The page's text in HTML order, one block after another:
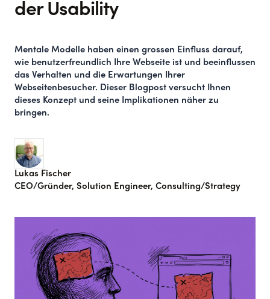
der Usability
Mentale Modelle haben einen grossen Einfluss darauf,
wie benutzerfreundlich Ihre Webseite ist und beeinflussen
das Verhalten und die Erwartungen Ihrer
Webseitenbesucher. Dieser Blogpost versucht Ihnen
dieses Konzept und seine Implikationen näher zu
bringen.
Lukas Fischer
CEO/Gründer, Solution Engineer, Consulting/Strategy